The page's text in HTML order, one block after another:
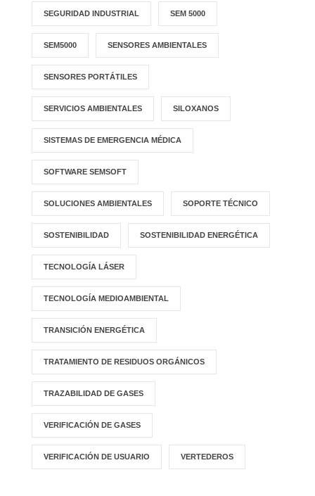
SEGURIDAD INDUSTRIAL SEM 5000
SEM5000 SENSORES AMBIENTALES
SENSORES PORTÁTILES
SERVICIOS AMBIENTALES SILOXANOS
SISTEMAS DE EMERGENCIA MÉDICA
SOFTWARE SEMSOFT
SOLUCIONES AMBIENTALES SOPORTE TÉCNICO
SOSTENIBILIDAD SOSTENIBILIDAD ENERGÉTICA
TECNOLOGÍA LÁSER
TECNOLOGÍA MEDIOAMBIENTAL
TRANSICIÓN ENERGÉTICA
TRATAMIENTO DE RESIDUOS ORGÁNICOS
TRAZABILIDAD DE GASES
VERIFICACIÓN DE GASES
VERIFICACIÓN DE USUARIO VERTEDEROS